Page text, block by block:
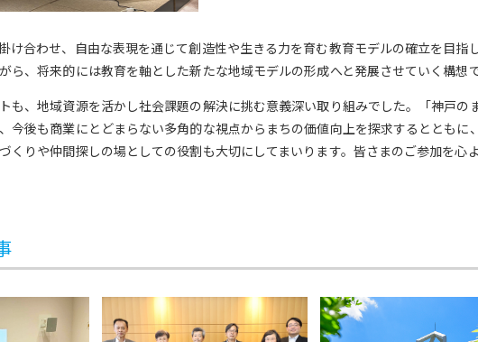
け合わせ、自由な表現を通じて創造性や生きる力を育む教育モデルの確立を目指し
ら、将来的には教育を軸とした新たな地域モデルの形成へと発展させていく構想で
も、地域資源を活かし社会課題の解決に挑む意義深い取り組みでした。「神戸の
今後も商業にとどまらない多角的な視点からまちの価値向上を探求するとともに
くりや仲間探しの場としての役割も大切にしてまいります。皆さまのご参加を心